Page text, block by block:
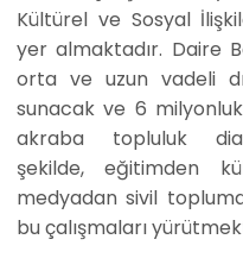
Kültürel ve Sosyal
yer almaktadır. Daire
orta ve uzun vadeli
sunacak ve 6
akraba topluluk
şekilde, eğitimden
medyadan sivil
bu çalışmaları